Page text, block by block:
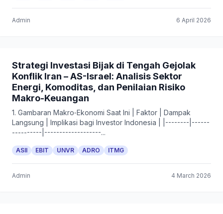
Admin 6 April 2026
Strategi Investasi Bijak di Tengah Gejolak
Konflik Iran – AS-Israel: Analisis Sektor
Energi, Komoditas, dan Penilaian Risiko
Makro-Keuangan
1. Gambaran Makro‑Ekonomi Saat Ini | Faktor | Dampak
Langsung | Implikasi bagi Investor Indonesia | |--------|------
----------|-------------------...
ASII EBIT UNVR ADRO ITMG
Admin 4 March 2026